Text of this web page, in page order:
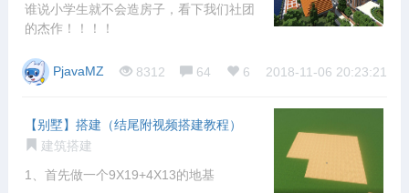
谁说小学生就不会造房子，看下我们社团
的杰作！！！！
PjavaMZ 8312 64 6 2018-11-06 20:23:21
【别墅】搭建（结尾附视频搭建教程）
建筑搭建
1、首先做一个9X19+4X13的地基